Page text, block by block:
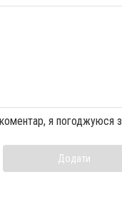
я погоджуюся з
Додати